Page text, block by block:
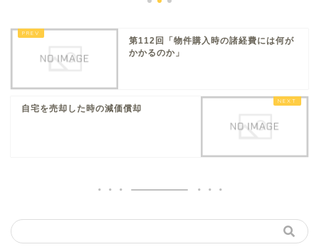
第112回「物件購入時の諸経費には何が
かかるのか」
自宅を売却した時の減価償却